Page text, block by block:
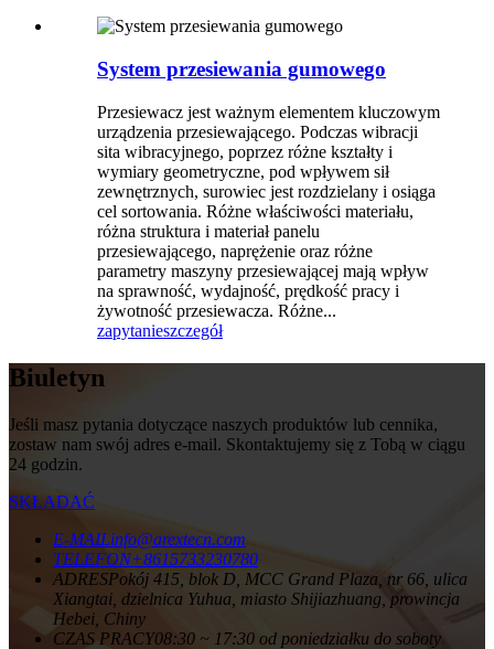
System przesiewania gumowego
Przesiewacz jest ważnym elementem kluczowym
urządzenia przesiewającego. Podczas wibracji
sita wibracyjnego, poprzez różne kształty i
wymiary geometryczne, pod wpływem sił
zewnętrznych, surowiec jest rozdzielany i osiąga
cel sortowania. Różne właściwości materiału,
różna struktura i materiał panelu
przesiewającego, naprężenie oraz różne
parametry maszyny przesiewającej mają wpływ
na sprawność, wydajność, prędkość pracy i
żywotność przesiewacza. Różne...
zapytanieszczegół
Biuletyn
Jeśli masz pytania dotyczące naszych produktów lub cennika,
zostaw nam swój adres e-mail. Skontaktujemy się z Tobą w ciągu
24 godzin.
SKŁADAĆ
E-MAILinfo@arextecn.com
TELEFON+8615733230780
ADRESPokój 415, blok D, MCC Grand Plaza, nr 66, ulica
Xiangtai, dzielnica Yuhua, miasto Shijiazhuang, prowincja
Hebei, Chiny
CZAS PRACY08:30 ~ 17:30 od poniedziałku do soboty